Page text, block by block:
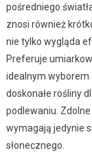
pośredniego
znosi również
nie tylko wygląda
Preferuje
idealnym wyborem
doskonałe rośliny
podlewaniu.
wymagają jedynie
słonecznego.